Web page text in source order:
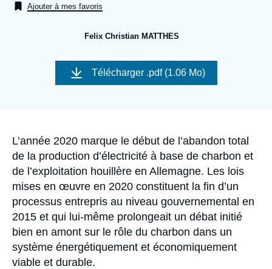
Se connecter
Ajouter à mes favoris
Felix Christian MATTHES
Image
couverture
Télécharger .pdf (1.06 Mo)
Accroche
L’année 2020 marque le début de l’abandon total
de la production d’électricité à base de charbon et
de l’exploitation houillère en Allemagne. Les lois
mises en œuvre en 2020 constituent la fin d’un
processus entrepris au niveau gouvernemental en
2015 et qui lui-même prolongeait un débat initié
bien en amont sur le rôle du charbon dans un
système énergétiquement et économiquement
viable et durable.